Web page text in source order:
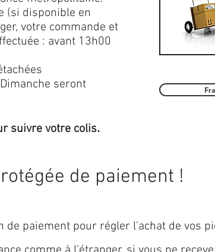
(si disponible en
votre commande et
: avant 13h00
seront
suivre votre colis.
de paiement !
de paiement pour régler l'achat de vos